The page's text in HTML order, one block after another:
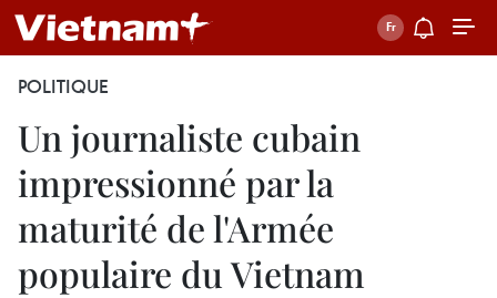
POLITIQUE
Un journaliste cubain
impressionné par la
maturité de l'Armée
populaire du Vietnam